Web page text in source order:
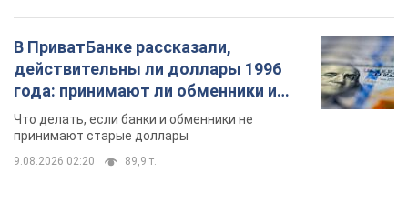
В ПриватБанке рассказали,
действительны ли доллары 1996
года: принимают ли обменники и
банки такие купюры
Что делать, если банки и обменники не
принимают старые доллары
9.08.2026 02:20 89,9 т.